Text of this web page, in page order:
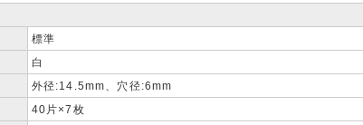
標準
白
外径:14.5mm、穴径:6mm
40片×7枚